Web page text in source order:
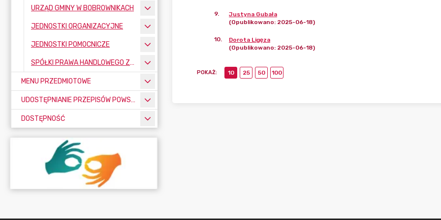
URZĄD GMINY W BOBROWNIKACH
JEDNOSTKI ORGANIZACYJNE
JEDNOSTKI POMOCNICZE
SPÓŁKI PRAWA HANDLOWEGO Z UDZIAŁEM GMINY BOBROWNIKI
MENU PRZEDMIOTOWE
UDOSTĘPNIANIE PRZEPISÓW POWSZECHNIE OBOWIĄZUJĄCYCH
DOSTĘPNOŚĆ
9.
Justyna Gubała
(Opublikowano: 2025-06-18)
10.
Dorota Ligęza
(Opublikowano: 2025-06-18)
POKAŻ: 10 25 50 100